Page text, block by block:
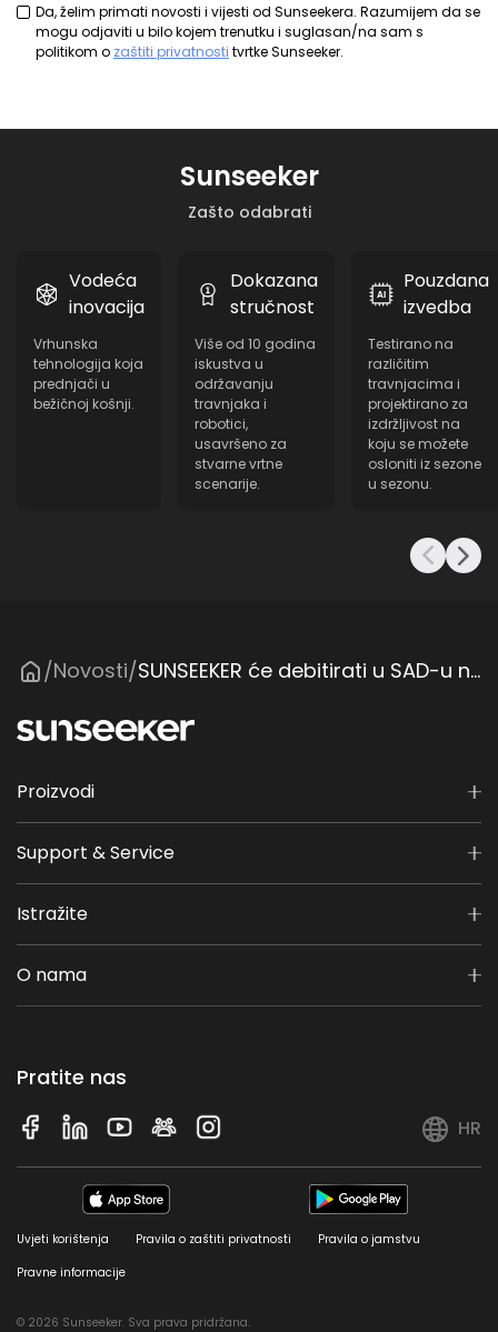
Da, želim primati novosti i vijesti od Sunseekera. Razumijem da se
mogu odjaviti u bilo kojem trenutku i suglasan/na sam s
politikom o zaštiti privatnosti tvrtke Sunseeker.
Zašto odabrati
Sunseeker
Vodeća
inovacija
Vrhunska
tehnologija koja
prednjači u
bežičnoj košnji.
Dokazana
stručnost
Više od 10 godina
iskustva u
održavanju
travnjaka i
robotici,
usavršeno za
stvarne vrtne
scenarije.
Pouzdana
izvedba
Testirano na
različitim
travnjacima i
projektirano za
izdržljivost na
koju se možete
osloniti iz sezone
u sezonu.
/Novosti/ SUNSEEKER će debitirati u SAD-u na Hardscape North America
Proizvodi
Support & Service
Istražite
O nama
Pratite nas
HR
Uvjeti korištenja Pravila o zaštiti privatnosti
Pravila o jamstvu
Pravne informacije
© 2026 Sunseeker. Sva prava pridržana.